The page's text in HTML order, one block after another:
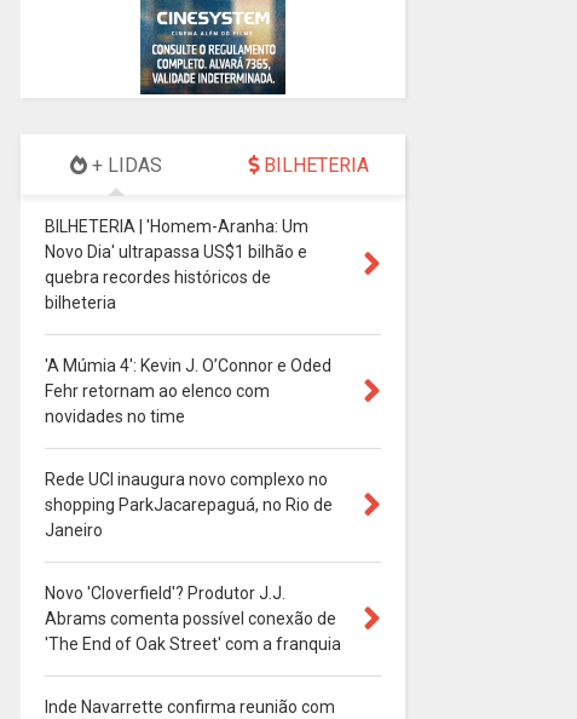
+ LIDAS BILHETERIA
BILHETERIA | 'Homem-Aranha: Um
Novo Dia' ultrapassa US$1 bilhão e
quebra recordes históricos de
bilheteria
'A Múmia 4': Kevin J. O’Connor e Oded
Fehr retornam ao elenco com
novidades no time
Rede UCI inaugura novo complexo no
shopping ParkJacarepaguá, no Rio de
Janeiro
Novo 'Cloverfield'? Produtor J.J.
Abrams comenta possível conexão de
'The End of Oak Street' com a franquia
Inde Navarrette confirma reunião com